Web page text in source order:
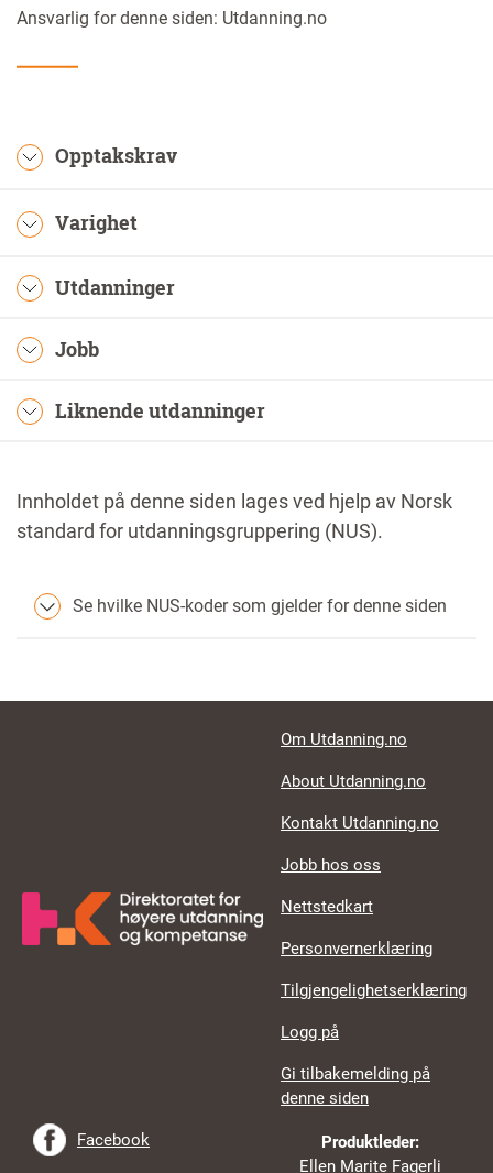
Ansvarlig for denne siden: Utdanning.no
Opptakskrav
Varighet
Utdanninger
Jobb
Liknende utdanninger
Innholdet på denne siden lages ved hjelp av Norsk
standard for utdanningsgruppering (NUS).
Se hvilke NUS-koder som gjelder for denne siden
Footer links
Om Utdanning.no
About Utdanning.no
Kontakt Utdanning.no
Jobb hos oss
Nettstedkart
Personvernerklæring
Tilgjengelighetserklæring
Logg på
Gi tilbakemelding på
denne siden
Produktleder:
Ellen Marite Fagerli
Facebook